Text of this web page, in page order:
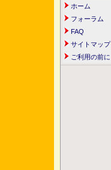
ホーム
フォーラム
FAQ
サイトマップ
ご利用の前に